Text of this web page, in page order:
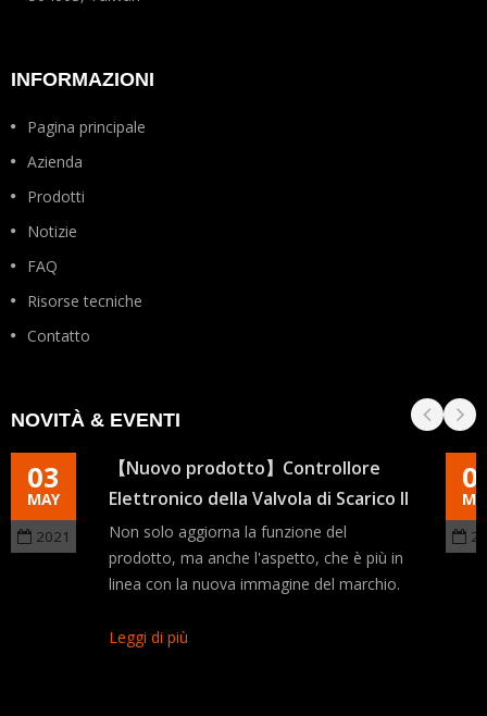
INFORMAZIONI
Pagina principale
Azienda
Prodotti
Notizie
FAQ
Risorse tecniche
Contatto
NOVITÀ & EVENTI
03
MAY
2021
【Nuovo prodotto】Controllore
Elettronico della Valvola di Scarico II
Non solo aggiorna la funzione del
prodotto, ma anche l'aspetto, che è più in
linea con la nuova immagine del marchio.
Leggi di più